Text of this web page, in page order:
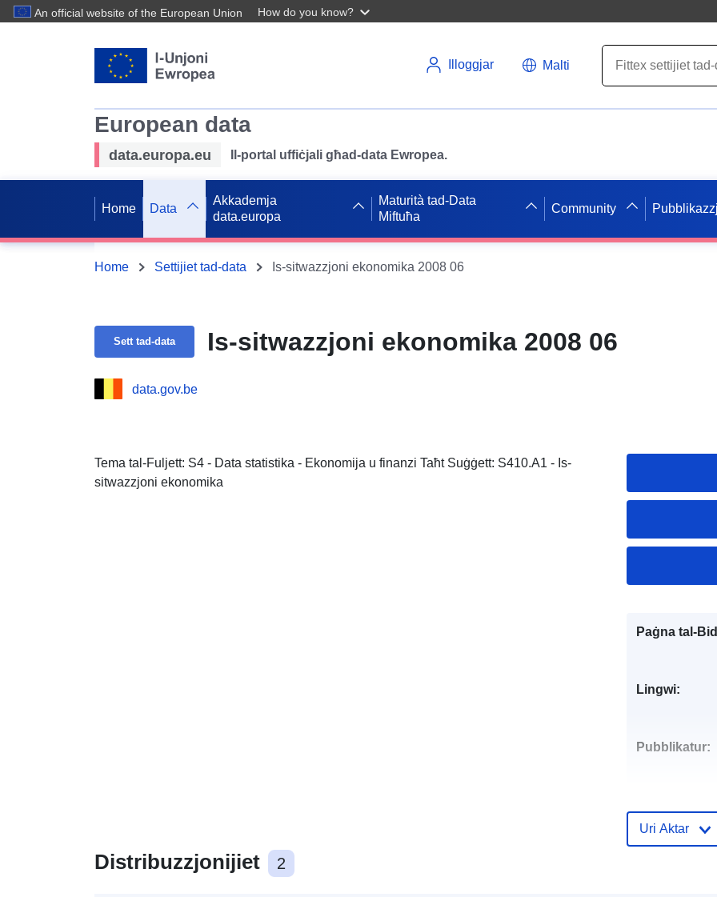
An official website of the European Union How do you know?
Illoggjar Malti
European data
data.europa.eu Il-portal uffiċjali għad-data Ewropea.
Home Data
Akkademja
data.europa
Maturità tad-Data
Miftuħa
Community
Home Settijiet tad-data Is-sitwazzjoni ekonomika 2008 06
Sett tad-data Is-sitwazzjoni ekonomika 2008 06
data.gov.be
Tema tal-Fuljett: S4 - Data statistika - Ekonomija u finanzi Taħt Suġġett: S410.A1 - Is-
sitwazzjoni ekonomika
Distribuzzjonijiet 2
Paġna tal-
Lingwi:
Pubblikatur:
Uri Aktar